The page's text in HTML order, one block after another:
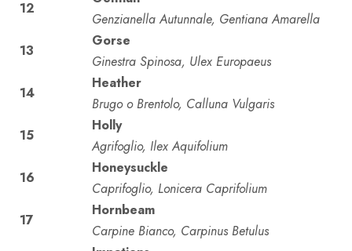
12
Genzianella Autunnale, Gentiana Amarella
13
Gorse
Ginestra Spinosa, Ulex Europaeus
14
Heather
Brugo o Brentolo, Calluna Vulgaris
15
Holly
Agrifoglio, Ilex Aquifolium
16
Honeysuckle
Caprifoglio, Lonicera Caprifolium
17
Hornbeam
Carpine Bianco, Carpinus Betulus